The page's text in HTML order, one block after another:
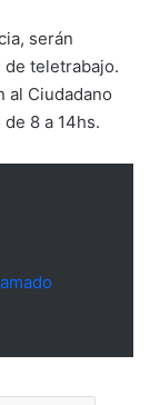
serán
de teletrabajo.
al Ciudadano
8 a 14hs.